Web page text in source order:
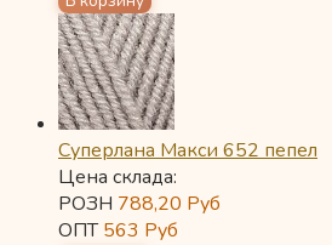
Суперлана Макси 652 пепел
Цена склада:
РОЗН 788,20 Руб
ОПТ563 Руб